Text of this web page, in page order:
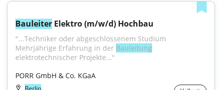
Bauleiter Elektro (m/w/d) Hochbau
"...Techniker oder abgeschlossenem Studium
Mehrjährige Erfahrung in der Bauleitung
elektrotechnischer Projekte..."
PORR GmbH & Co. KGaA
Berlin